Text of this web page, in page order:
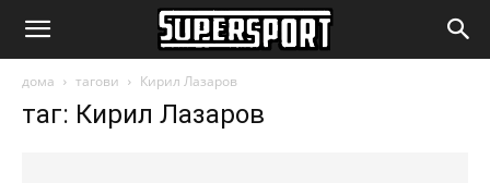
SuperSport.mk
дома тагови Кирил Лазаров
таг: Кирил Лазаров